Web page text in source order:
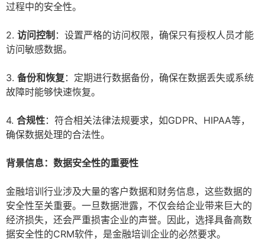
过程中的安全性。
2. 访问控制 ：设置严格的访问权限，确保只有授权人员才能
访问敏感数据。
3. 备份和恢复 ：定期进行数据备份，确保在数据丢失或系统
故障时能够快速恢复。
4. 合规性：符合相关法律法规要求，如GDPR、HIPAA等，
确保数据处理的合法性。
背景信息：数据安全性的重要性
金融培训行业涉及大量的客户数据和财务信息，这些数据的
安全性至关重要。一旦数据泄露，不仅会给企业带来巨大的
经济损失，还会严重损害企业的声誉。因此，选择具备高数
据安全性的CRM软件，是金融培训企业的必然要求。